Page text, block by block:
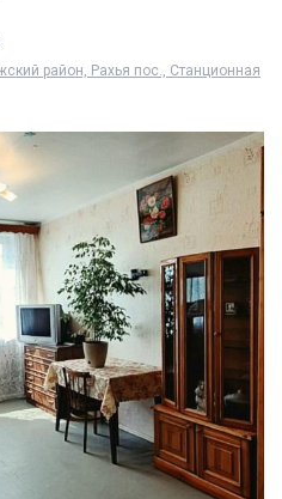
район, Рахья пос., Станционная